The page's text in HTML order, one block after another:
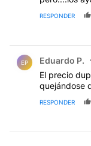
RESPONDER
EP Eduardo P.
El precio
quejándose
RESPONDER